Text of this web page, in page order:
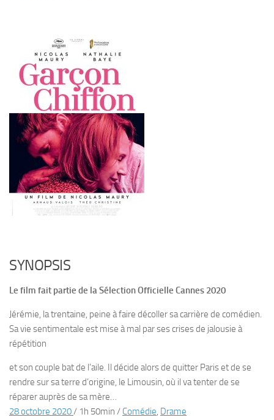
SYNOPSIS
Le film fait partie de la Sélection Officielle Cannes 2020
Jérémie, la trentaine, peine à faire décoller sa carrière de comédien.
Sa vie sentimentale est mise à mal par ses crises de jalousie à
répétition
et son couple bat de l’aile. Il décide alors de quitter Paris et de se
rendre sur sa terre d’origine, le Limousin, où il va tenter de se
réparer auprès de sa mère…
28 octobre 2020/ 1h 50min / Comédie, Drame